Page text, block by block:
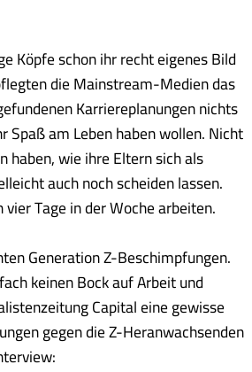
Köpfe schon ihr recht eigenes Bild
die Mainstream-Medien das
Karriereplanungen nichts
am Leben haben wollen. Nicht
haben, wie ihre Eltern sich als
auch noch scheiden lassen.
Tage in der Woche arbeiten.
Generation Z-Beschimpfungen.
keinen Bock auf Arbeit und
Capital eine gewisse
gegen die Z-Heranwachsenden